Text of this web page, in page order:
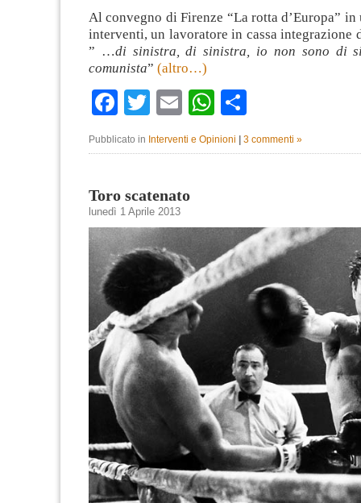
Al convegno di Firenze “La rotta d’Europa”
interventi, un lavoratore in cassa integrazione
” …di sinistra, di sinistra, io non sono di
comunista” (altro…)
Facebook
TwitterEmailWhatsApp
Pubblicato in Interventi e Opinioni 3 commenti »
Toro scatenato
lunedì 1 Aprile 2013